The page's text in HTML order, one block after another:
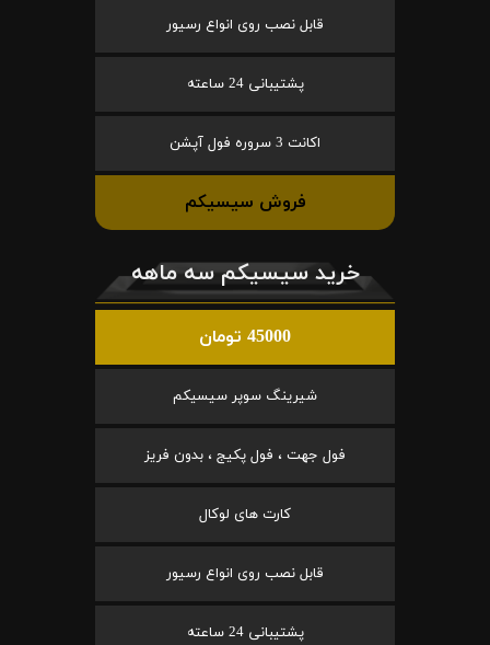
قابل نصب روی انواع رسیور
پشتیبانی 24 ساعته
اکانت 3 سروره فول آپشن
فروش سیسیکم
خرید سیسیکم سه ماهه
45000 تومان
شیرینگ سوپر سیسیکم
فول جهت ، فول پکیج ، بدون فریز
کارت های لوکال
قابل نصب روی انواع رسیور
پشتیبانی 24 ساعته